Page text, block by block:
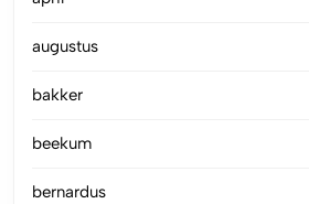
augustus
bakker
beekum
bernardus